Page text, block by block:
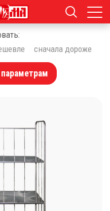
сначала дороже